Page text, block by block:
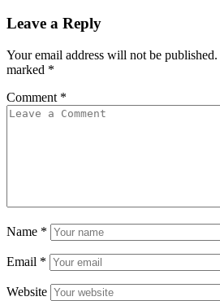
Leave a Reply
Your email address will not be published.
marked *
Comment *
Name *
Email *
Website